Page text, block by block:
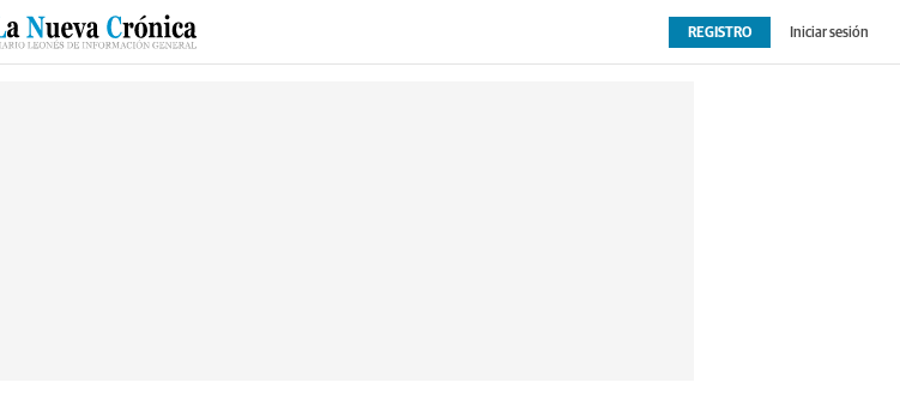
ESPECIALES DEPORTES OPINIÓN EXTRAS
REGISTRO Iniciar sesión